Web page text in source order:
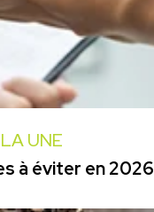
UNE
à éviter en 2026